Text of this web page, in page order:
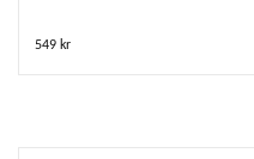
549 kr